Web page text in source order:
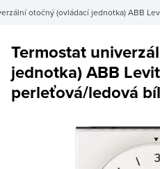
otočný (ovládací jednotka) ABB
Termostat
jednotka) ABB
perleťová/ledová